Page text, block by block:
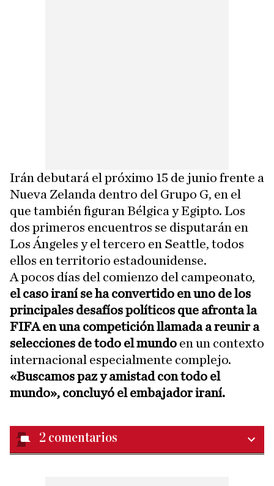
Irán debutará el próximo 15 de junio frente a
Nueva Zelanda dentro del Grupo G, en el
que también figuran Bélgica y Egipto. Los
dos primeros encuentros se disputarán en
Los Ángeles y el tercero en Seattle, todos
ellos en territorio estadounidense.
A pocos días del comienzo del campeonato,
el caso iraní se ha convertido en uno de los
principales desafíos políticos que afronta la
FIFA en una competición llamada a reunir a
selecciones de todo el mundo en un contexto
internacional especialmente complejo.
«Buscamos paz y amistad con todo el
mundo», concluyó el embajador iraní.
2 comentarios